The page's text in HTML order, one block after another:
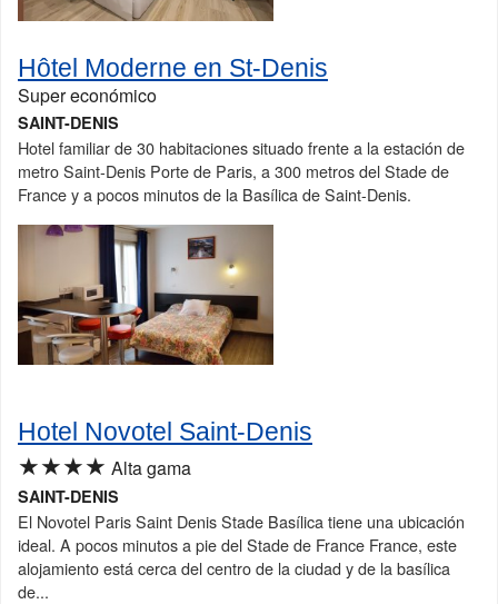
Hôtel Moderne en St-Denis
Super económico
SAINT-DENIS
Hotel familiar de 30 habitaciones situado frente a la estación de
metro Saint-Denis Porte de Paris, a 300 metros del Stade de
France y a pocos minutos de la Basílica de Saint-Denis.
Hotel Novotel Saint-Denis
★★★★ Alta gama
SAINT-DENIS
El Novotel Paris Saint Denis Stade Basílica tiene una ubicación
ideal. A pocos minutos a pie del Stade de France France, este
alojamiento está cerca del centro de la ciudad y de la basílica
de...